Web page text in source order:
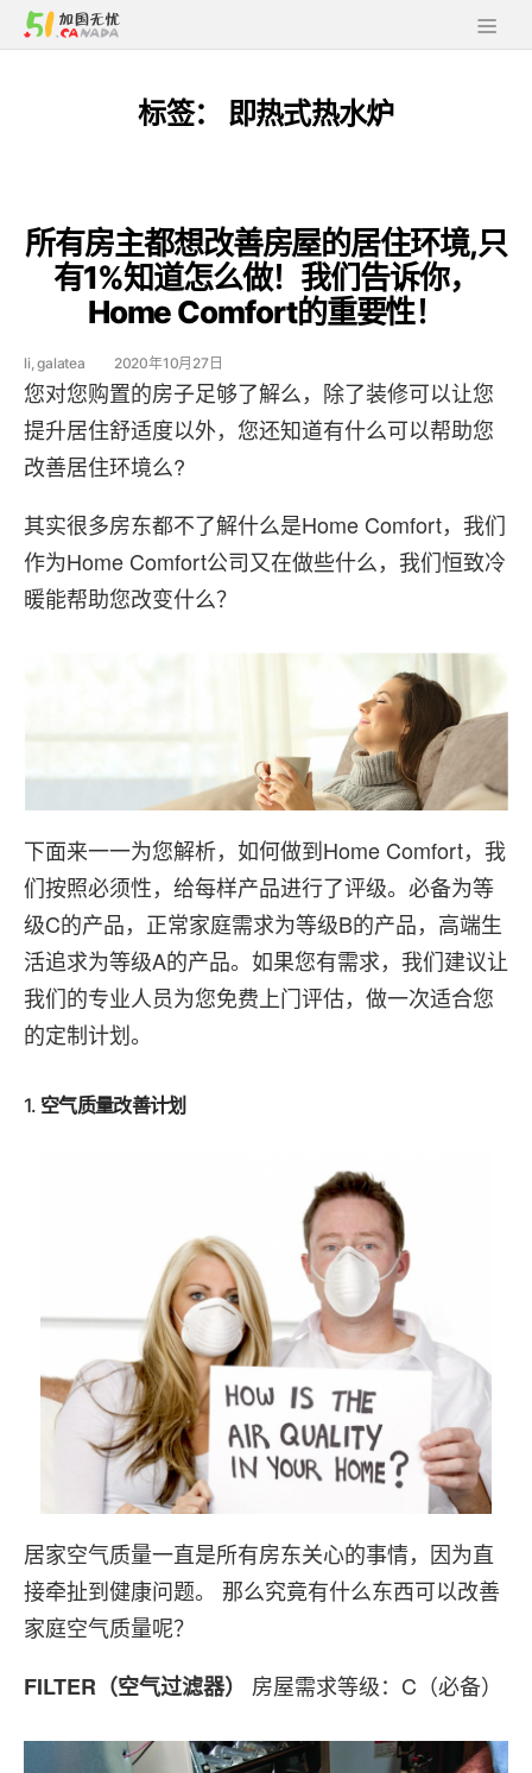
标签： 即热式热水炉
所有房主都想改善房屋的居住环境,只
有1%知道怎么做！我们告诉你，
Home Comfort的重要性！
li, galatea 2020年10月27日
您对您购置的房子足够了解么，除了装修可以让您
提升居住舒适度以外，您还知道有什么可以帮助您
改善居住环境么?
其实很多房东都不了解什么是Home Comfort，我们
作为Home Comfort公司又在做些什么，我们恒致冷
暖能帮助您改变什么？
下面来一一为您解析，如何做到Home Comfort，我
们按照必须性，给每样产品进行了评级。必备为等
级C的产品，正常家庭需求为等级B的产品，高端生
活追求为等级A的产品。如果您有需求，我们建议让
我们的专业人员为您免费上门评估，做一次适合您
的定制计划。
1. 空气质量改善计划
居家空气质量一直是所有房东关心的事情，因为直
接牵扯到健康问题。 那么究竟有什么东西可以改善
家庭空气质量呢？
FILTER（空气过滤器）
房屋需求等级：C（必备）